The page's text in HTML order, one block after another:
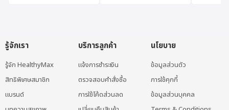
รู้จักเรา
รู้จัก HealthyMax
สิทธิพิเศษสมาชิก
แบรนด์
บริการลูกค้า
แจ้งการชำระเงิน
ตรวจสอบคำสั่งซื้อ
การใช้โค้ดส่วนลด
นโยบาย
ข้อมูลส่วนตัว
การใช้คุกกี้
ข้อมูลส่วนบุคคล